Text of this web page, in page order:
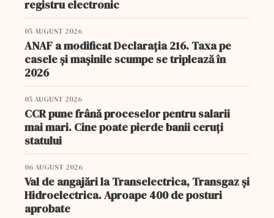
registru electronic
05 AUGUST 2026
ANAF a modificat Declarația 216. Taxa pe
casele și mașinile scumpe se triplează în
2026
05 AUGUST 2026
CCR pune frână proceselor pentru salarii
mai mari. Cine poate pierde banii ceruți
statului
06 AUGUST 2026
Val de angajări la Transelectrica, Transgaz și
Hidroelectrica. Aproape 400 de posturi
aprobate